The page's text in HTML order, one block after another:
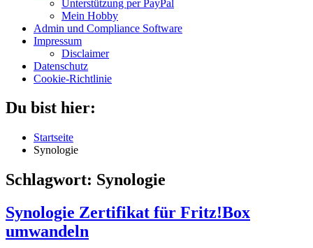
Unterstützung per PayPal
Mein Hobby
Admin und Compliance Software
Impressum
Disclaimer
Datenschutz
Cookie-Richtlinie
Du bist hier:
Startseite
Synologie
Schlagwort: Synologie
Synologie Zertifikat für Fritz!Box
umwandeln